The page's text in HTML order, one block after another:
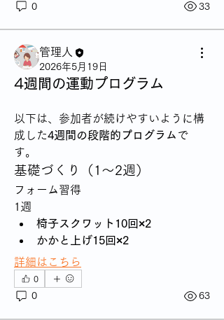
0 33
管理人
2026年5月19日
4週間の運動プログラム
以下は、参加者が続けやすいように構
成した4週間の段階的プログラム で
す。
基礎づくり（1〜2週）
フォーム習得
1週
椅子スクワット10回×2
かかと上げ15回×2
詳細はこちら
0
0 63